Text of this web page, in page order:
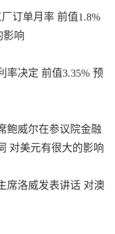
订单月率 前值1.8%
影响
率决定 前值3.35% 预
鲍威尔在参议院金融
对美元有很大的影响
席洛威发表讲话 对澳